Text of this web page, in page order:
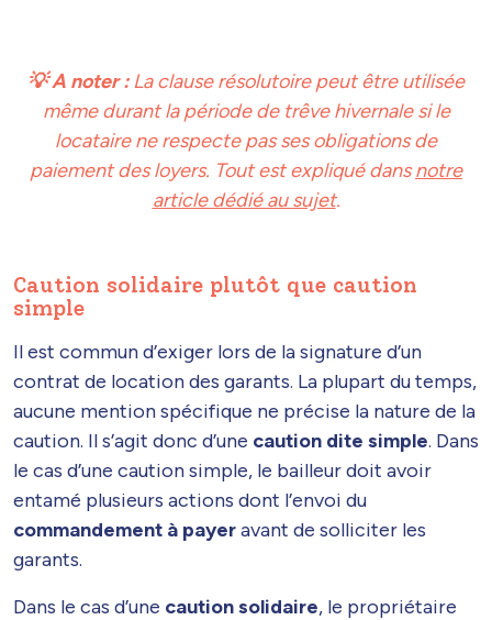
💡 A noter :La clause résolutoire peut être utilisée
même durant la période de trêve hivernale si le
locataire ne respecte pas ses obligations de
paiement des loyers. Tout est expliqué dansnotre
article dédié au sujet.
Caution solidaire plutôt que caution
simple
Il est commun d’exiger lors de la signature d’un
contrat de location des garants. La plupart du temps,
aucune mention spécifique ne précise la nature de la
caution. Il s’agit donc d’une caution dite simple. Dans
le cas d’une caution simple, le bailleur doit avoir
entamé plusieurs actions dont l’envoi du
commandement à payeravant de solliciter les
garants.
Dans le cas d’une caution solidaire, le propriétaire